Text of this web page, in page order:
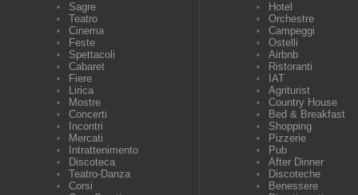
Sagre
Teatro
Cinema
Feste
Spettacoli
Cabaret
Fiere
Lirica
Mostre
Concerti
Incontri
Mercati
Intrattenimento
Discoteca
Teatro-Danza
Corsi
Hotel
Orchestre
Campeggi
Ostelli
Airbnb
Ristoranti
IAT
Agriturist
Country House
Bed & Breakfast
Shopping
Pizzerie
Pub
After Dinner
Discoteche
Benessere